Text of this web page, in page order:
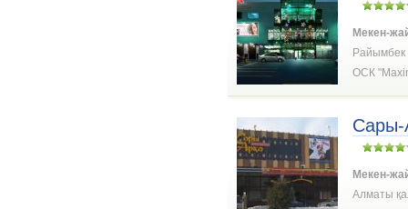
Мекен-
Райымбек
ОСК
Сары-
Мекен-
Алматы